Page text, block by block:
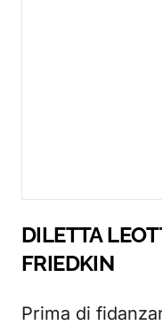
DILETTA
FRIEDKIN
Prima di